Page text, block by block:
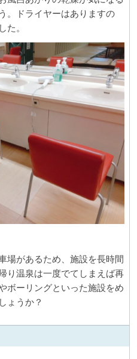
。ドライヤーはありますの
た。
場があるため、施設を長時間
り温泉は一度でてしまえば再
ボーリングといった施設をめ
ょうか？